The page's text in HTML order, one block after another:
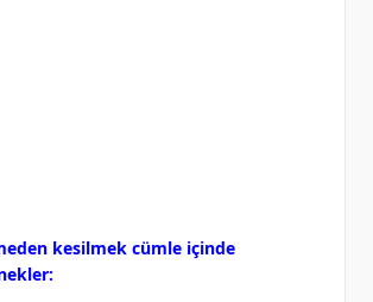
kesilmek cümle içinde